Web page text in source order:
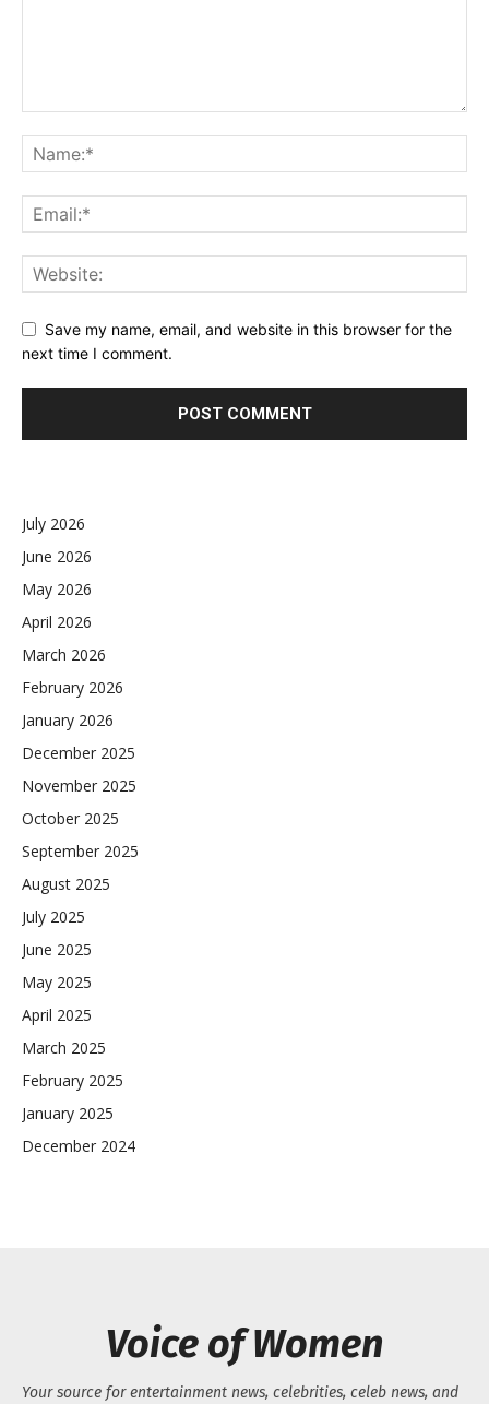
Save my name, email, and website in this browser for the
next time I comment.
July 2026
June 2026
May 2026
April 2026
March 2026
February 2026
January 2026
December 2025
November 2025
October 2025
September 2025
August 2025
July 2025
June 2025
May 2025
April 2025
March 2025
February 2025
January 2025
December 2024
Voice of Women
Your source for entertainment news, celebrities, celeb news, and